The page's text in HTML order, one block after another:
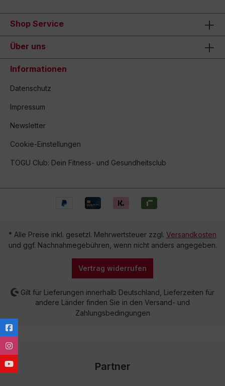
Shop Service
Über uns
Informationen
Datenschutz
Impressum
Newsletter
Cookie-Einstellungen
TOGU Club: Dein Fitness- und Gesundheitsclub
* Alle Preise inkl. gesetzl. Mehrwertsteuer zzgl. Versandkosten
und ggf. Nachnahmegebühren, wenn nicht anders angegeben.
Vertrag widerrufen
Gilt für Lieferungen innerhalb Deutschland, Lieferzeiten für
andere Länder finden Sie in den Versand- und
Zahlungsbedingungen
Partner